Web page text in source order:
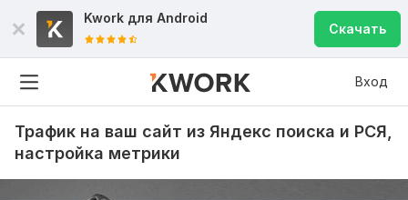
Kwork для Android
Скачать
Вход
Трафик на ваш сайт из Яндекс поиска и РСЯ,
настройка метрики